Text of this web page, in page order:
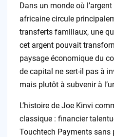
Dans un monde où
africaine circule
transferts familiaux, une
cet argent pouvait
paysage économique du
de capital ne sert-il pas à
mais plutôt à subvenir à
L’histoire de Joe Kinvi
classique : financier
Touchtech Payments sans